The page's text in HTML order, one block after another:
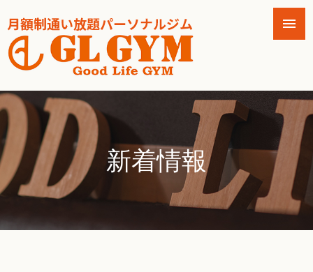
新着情報